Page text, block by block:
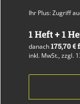
Ihr Plus: Zugriff
1 Heft + 1
danach175,70
inkl. MwSt., zzgl.